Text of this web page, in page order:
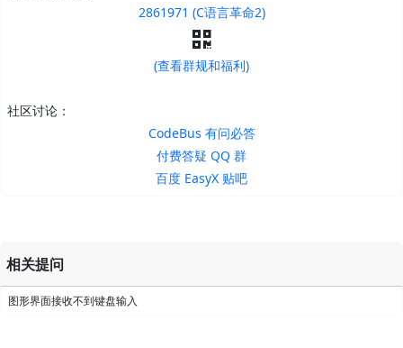
2861971 (C语言革命2)
(查看群规和福利)
社区讨论：
CodeBus 有问必答
付费答疑 QQ 群
百度 EasyX 贴吧
相关提问
图形界面接收不到键盘输入